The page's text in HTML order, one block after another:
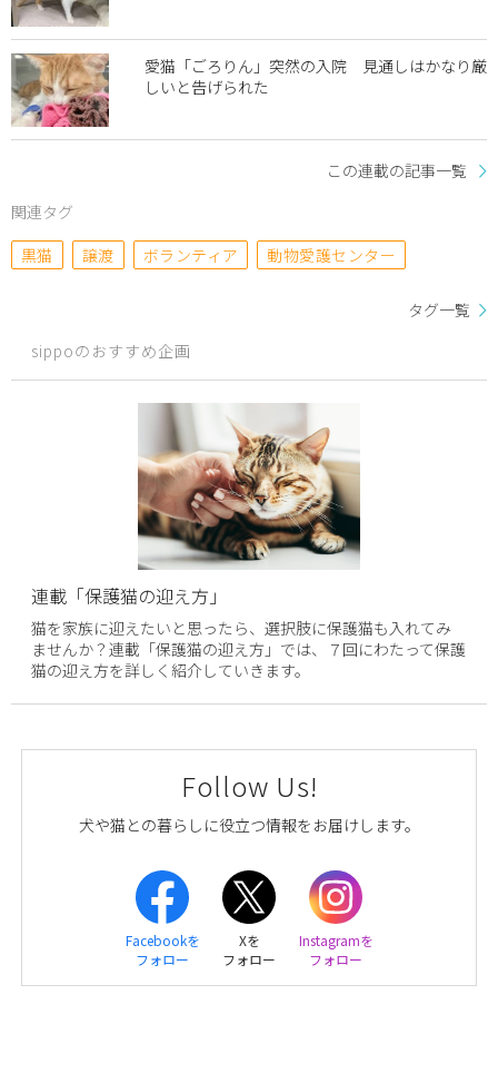
愛猫「ごろりん」突然の入院 見通しはかなり厳
しいと告げられた
この連載の記事一覧
関連タグ
黒猫
譲渡 ボランティア 動物愛護センター
タグ一覧
sippoのおすすめ企画
連載「保護猫の迎え方」
猫を家族に迎えたいと思ったら、選択肢に保護猫も入れてみ
ませんか？連載「保護猫の迎え方」では、７回にわたって保護
猫の迎え方を詳しく紹介していきます。
Follow Us!
犬や猫との暮らしに役立つ情報をお届けします。
Facebookを
フォロー
Xを
フォロー
Instagramを
フォロー